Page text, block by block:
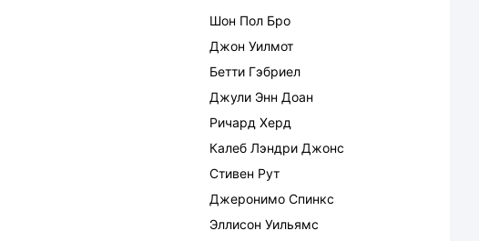
Шон Пол Бро
Джон Уилмот
Бетти Гэбриел
Джули Энн Доан
Ричард Херд
Калеб Лэндри Джонс
Стивен Рут
Джеронимо Спинкс
Эллисон Уильямс